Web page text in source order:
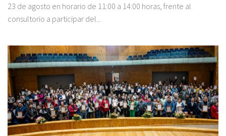
23 de agosto en horario de 11:00 a 14:00 horas, frente al
consultorio a participar del...